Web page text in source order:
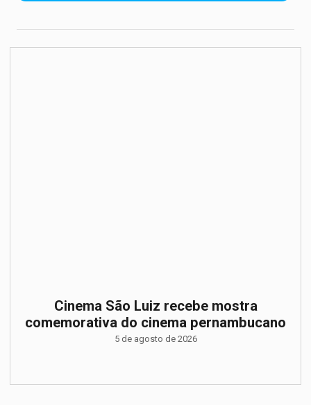
Cinema São Luiz recebe mostra
comemorativa do cinema pernambucano
5 de agosto de 2026